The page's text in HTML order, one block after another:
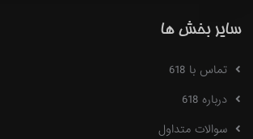
سایر بخش ها
تماس با 618
درباره 618
سوالات متداول